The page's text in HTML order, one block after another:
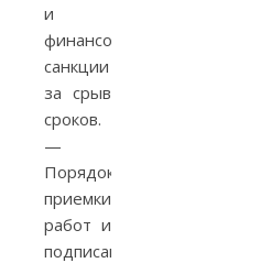
и
финансовые
санкции
за срыв
сроков.
—
Порядок
приемки
работ и
подписания